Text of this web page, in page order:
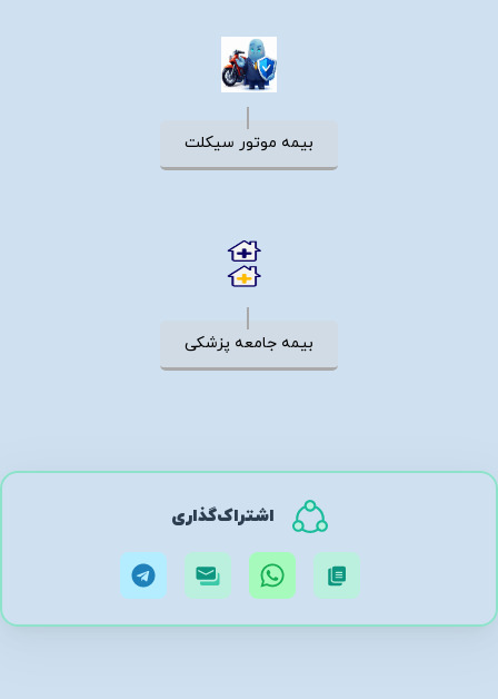
بیمه موتور سیکلت
بیمه جامعه پزشکی
اشتراک‌گذاری